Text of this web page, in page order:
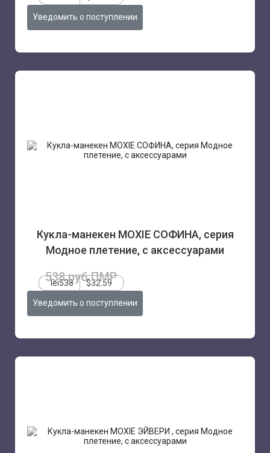
Уведомить о поступлении
Кукла-манекен MOXIE СОФИНА, серия
Модное плетение, с аксессуарами
538 руб.ПМР
lei538 $32.59
Уведомить о поступлении